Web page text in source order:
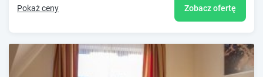
Pokaż ceny Zobacz ofertę